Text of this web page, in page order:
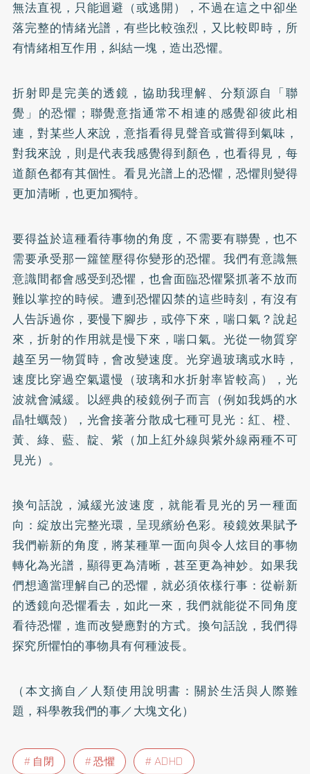
無法直視，只能迴避（或逃開），不過在這之中卻坐
落完整的情緒光譜，有些比較強烈，又比較即時，所
有情緒相互作用，糾結一塊，造出恐懼。
折射即是完美的透鏡，協助我理解、分類源自「聯
覺」的恐懼；聯覺意指通常不相連的感覺卻彼此相
連，對某些人來說，意指看得見聲音或嘗得到氣味，
對我來說，則是代表我感覺得到顏色，也看得見，每
道顏色都有其個性。看見光譜上的恐懼，恐懼則變得
更加清晰，也更加獨特。
要得益於這種看待事物的角度，不需要有聯覺，也不
需要承受那一籮筐壓得你變形的恐懼。我們有意識無
意識間都會感受到恐懼，也會面臨恐懼緊抓著不放而
難以掌控的時候。遭到恐懼囚禁的這些時刻，有沒有
人告訴過你，要慢下腳步，或停下來，喘口氣？說起
來，折射的作用就是慢下來，喘口氣。光從一物質穿
越至另一物質時，會改變速度。光穿過玻璃或水時，
速度比穿過空氣還慢（玻璃和水折射率皆較高），光
波就會減緩。以經典的稜鏡例子而言（例如我媽的水
晶牡蠣殼），光會接著分散成七種可見光：紅、橙、
黃、綠、藍、靛、紫（加上紅外線與紫外線兩種不可
見光）。
換句話說，減緩光波速度，就能看見光的另一種面
向：綻放出完整光環，呈現繽紛色彩。稜鏡效果賦予
我們嶄新的角度，將某種單一面向與令人炫目的事物
轉化為光譜，顯得更為清晰，甚至更為神妙。如果我
們想適當理解自己的恐懼，就必須依樣行事：從嶄新
的透鏡向恐懼看去，如此一來，我們就能從不同角度
看待恐懼，進而改變應對的方式。換句話說，我們得
探究所懼怕的事物具有何種波長。
（本文摘自／人類使用說明書：關於生活與人際難
題，科學教我們的事／大塊文化）
自閉 恐懼 ADHD